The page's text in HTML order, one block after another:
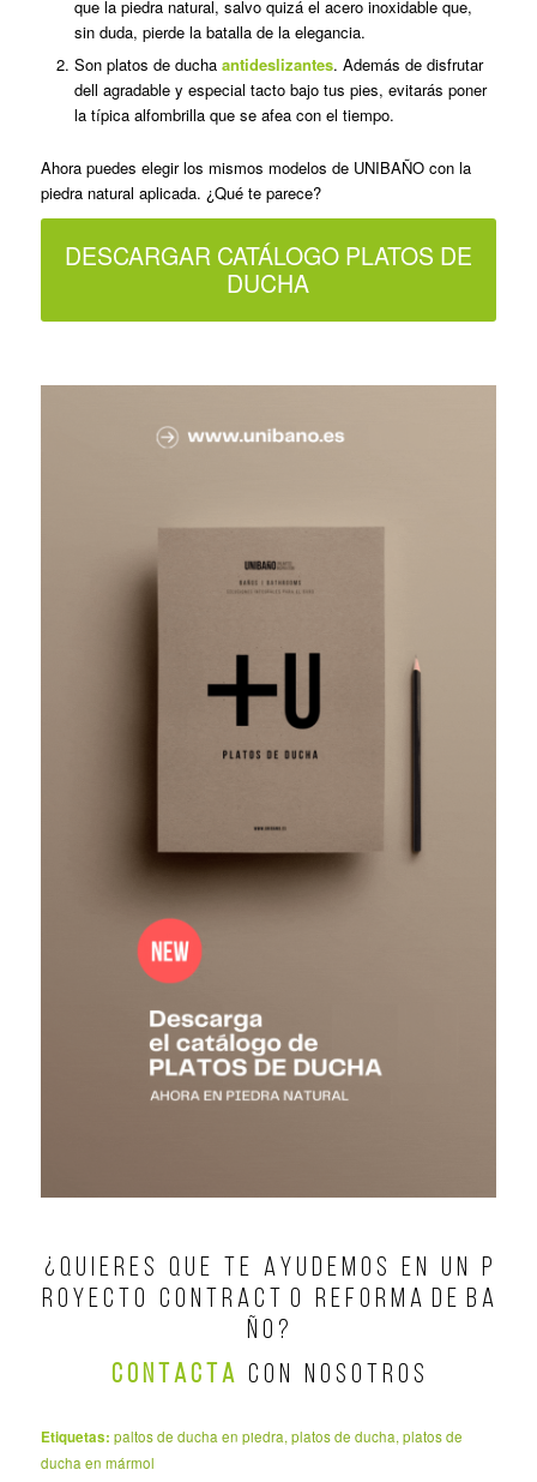
que la piedra natural, salvo quizá el acero inoxidable que,
sin duda, pierde la batalla de la elegancia.
Son platos de ducha antideslizantes. Además de disfrutar
dell agradable y especial tacto bajo tus pies, evitarás poner
la típica alfombrilla que se afea con el tiempo.
Ahora puedes elegir los mismos modelos de UNIBAÑO con la
piedra natural aplicada. ¿Qué te parece?
DESCARGAR CATÁLOGO PLATOS DE
DUCHA
¿ Q U I E R E S Q U E T E A Y U D E M O S E N U N P
R O Y E C T O C O N T R A C T O R E F O R M A D E B A
Ñ O ?
C O N T A C T AC O N N O S O T R O S
Etiquetas: paltos de ducha en piedra,platos de ducha,platos de
ducha en mármol